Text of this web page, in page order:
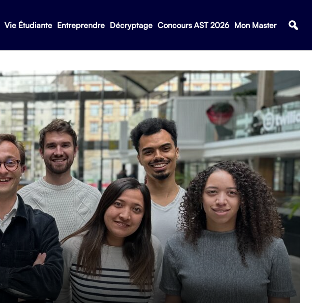
Vie Étudiante Entreprendre Décryptage Concours AST 2026 Mon Master